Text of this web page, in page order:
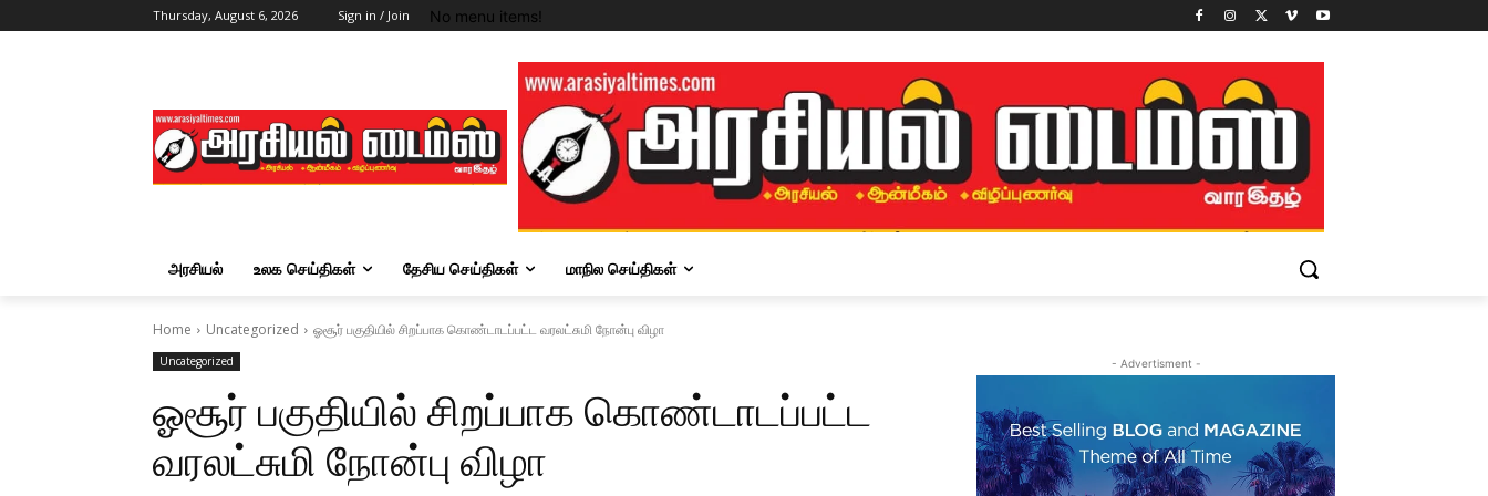
Thursday, August 6, 2026 Sign in / Join No menu items!
அரசியல் உலக செய்திகள் தேசிய செய்திகள் மாநில செய்திகள்
Home Uncategorized ஓசூர் பகுதியில் சிறப்பாக கொண்டாடப்பட்ட வரலட்சுமி நோன்பு விழா
Uncategorized
ஓசூர் பகுதியில் சிறப்பாக கொண்டாடப்பட்ட
வரலட்சுமி நோன்பு விழா
- Advertisment -